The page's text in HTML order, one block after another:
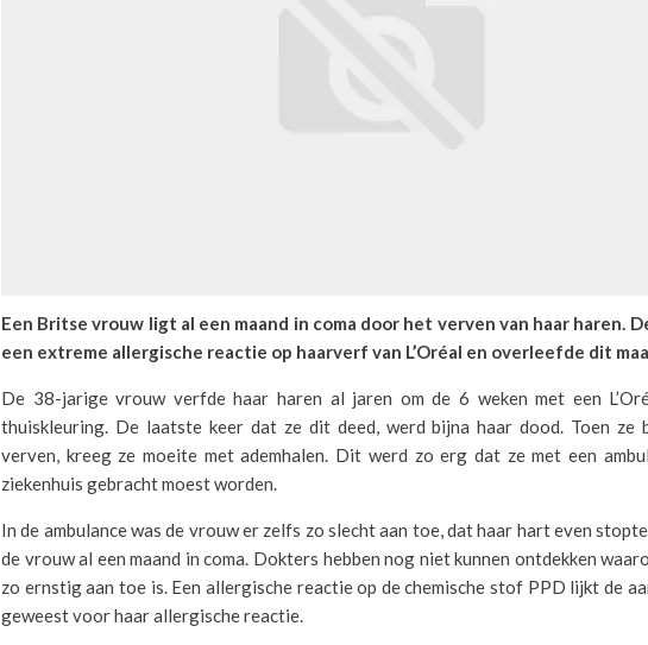
Een Britse vrouw ligt al een maand in coma door het verven van haar haren.
een extreme allergische reactie op haarverf van L’Oréal en overleefde dit
De 38-jarige vrouw verfde haar haren al jaren om de 6 weken met een
thuiskleuring. De laatste keer dat ze dit deed, werd bijna haar dood. Toen ze
verven, kreeg ze moeite met ademhalen. Dit werd zo erg dat ze met een
ziekenhuis gebracht moest worden.
In de ambulance was de vrouw er zelfs zo slecht aan toe, dat haar hart even
de vrouw al een maand in coma. Dokters hebben nog niet kunnen ontdekken
zo ernstig aan toe is. Een allergische reactie op de chemische stof PPD lijkt de
geweest voor haar allergische reactie.